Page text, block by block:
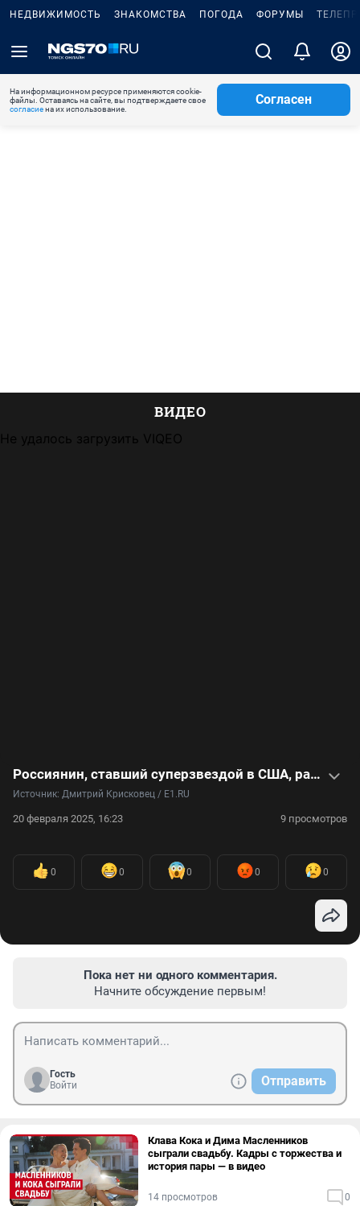
НЕДВИЖИМОСТЬ ЗНАКОМСТВА ПОГОДА ФОРУМЫ
На информационном ресурсе применяются cookie-
файлы. Оставаясь на сайте, вы подтверждаете свое
согласиена их использование.
Согласен
ВИДЕО
Не удалось загрузить VIQEO
Россиянин, ставший суперзвездой в США, рассказал о жизни за границей: видео
Источник: Дмитрий Крисковец / Е1.RU
20 февраля 2025, 16:23 9 просмотров
0 0 0 0 0
Пока нет ни одного комментария.
Начните обсуждение первым!
Гость
Войти
Отправить
Клава Кока и Дима Масленников
сыграли свадьбу. Кадры с торжества и
история пары — в видео
14 просмотров 0